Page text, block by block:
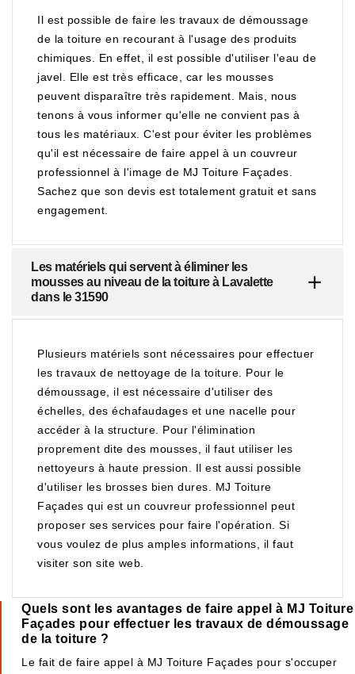
Il est possible de faire les travaux de démoussage
de la toiture en recourant à l'usage des produits
chimiques. En effet, il est possible d'utiliser l'eau de
javel. Elle est très efficace, car les mousses
peuvent disparaître très rapidement. Mais, nous
tenons à vous informer qu'elle ne convient pas à
tous les matériaux. C'est pour éviter les problèmes
qu'il est nécessaire de faire appel à un couvreur
professionnel à l'image de MJ Toiture Façades.
Sachez que son devis est totalement gratuit et sans
engagement.
Les matériels qui servent à éliminer les
mousses au niveau de la toiture à Lavalette
dans le 31590
Plusieurs matériels sont nécessaires pour effectuer
les travaux de nettoyage de la toiture. Pour le
démoussage, il est nécessaire d'utiliser des
échelles, des échafaudages et une nacelle pour
accéder à la structure. Pour l'élimination
proprement dite des mousses, il faut utiliser les
nettoyeurs à haute pression. Il est aussi possible
d'utiliser les brosses bien dures. MJ Toiture
Façades qui est un couvreur professionnel peut
proposer ses services pour faire l'opération. Si
vous voulez de plus amples informations, il faut
visiter son site web.
Quels sont les avantages de faire appel à MJ Toiture
Façades pour effectuer les travaux de démoussage
de la toiture ?
Le fait de faire appel à MJ Toiture Façades pour s'occuper